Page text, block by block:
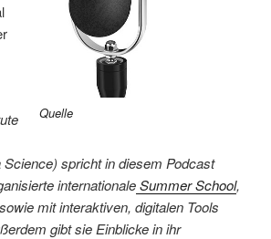
Quelle
spricht in diesem Podcast
internationaleSummer School,
mit interaktiven, digitalen Tools
gibt sie Einblicke in ihr